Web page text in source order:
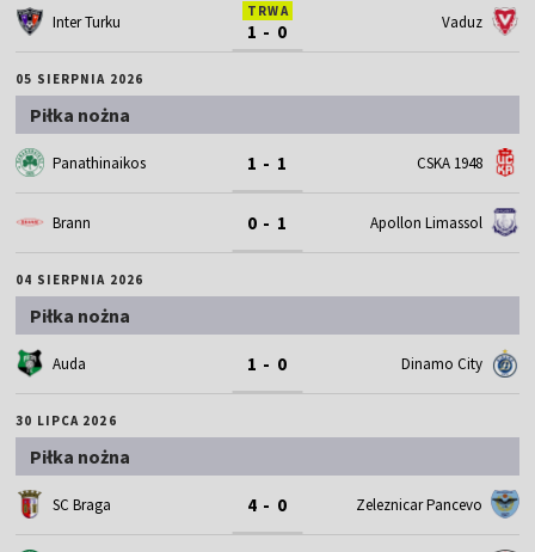
Inter Turku
TRWA
1 - 0 Vaduz
05 SIERPNIA 2026
Piłka nożna
Panathinaikos 1 - 1 CSKA 1948
Brann 0 - 1 Apollon Limassol
04 SIERPNIA 2026
Piłka nożna
Auda 1 - 0 Dinamo City
30 LIPCA 2026
Piłka nożna
SC Braga 4 - 0 Zeleznicar Pancevo